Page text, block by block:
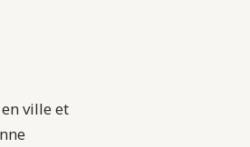
ville et